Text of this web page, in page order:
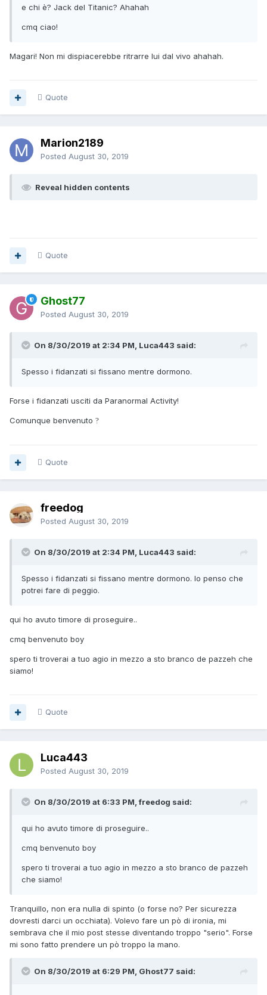
e chi è? Jack del Titanic? Ahahah
cmq ciao!
Magari! Non mi dispiacerebbe ritrarre lui dal vivo ahahah.
Quote
Marion2189
Posted August 30, 2019
Reveal hidden contents
Quote
Ghost77
Posted August 30, 2019
On 8/30/2019 at 2:34 PM, Luca443 said:
Spesso i fidanzati si fissano mentre dormono.
Forse i fidanzati usciti da Paranormal Activity!
Comunque benvenuto ?
Quote
freedog
Posted August 30, 2019
On 8/30/2019 at 2:34 PM, Luca443 said:
Spesso i fidanzati si fissano mentre dormono. Io penso che
potrei fare di peggio.
qui ho avuto timore di proseguire..
cmq benvenuto boy
spero ti troverai a tuo agio in mezzo a sto branco de pazzeh che
siamo!
Quote
Luca443
Posted August 30, 2019
On 8/30/2019 at 6:33 PM, freedog said:
qui ho avuto timore di proseguire..
cmq benvenuto boy
spero ti troverai a tuo agio in mezzo a sto branco de pazzeh
che siamo!
Tranquillo, non era nulla di spinto (o forse no? Per sicurezza
dovresti darci un occhiata). Volevo fare un pò di ironia, mi
sembrava che il mio post stesse diventando troppo "serio". Forse
mi sono fatto prendere un pò troppo la mano.
On 8/30/2019 at 6:29 PM, Ghost77 said: